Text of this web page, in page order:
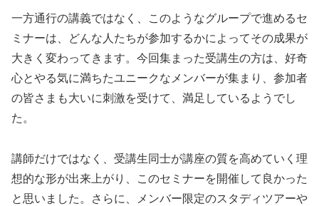
一方通行の講義ではなく、このようなグループで進めるセ
ミナーは、どんな人たちが参加するかによってその成果が
大きく変わってきます。今回集まった受講生の方は、好奇
心とやる気に満ちたユニークなメンバーが集まり、参加者
の皆さまも大いに刺激を受けて、満足しているようでし
た。
講師だけではなく、受講生同士が講座の質を高めていく理
想的な形が出来上がり、このセミナーを開催して良かった
と思いました。さらに、メンバー限定のスタディツアーや